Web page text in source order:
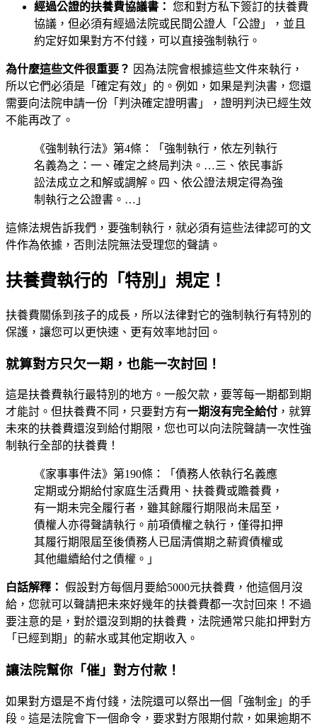
經過公證的扶養費協議書： 您和對方私下簽訂的扶養費
協議，但必須有經過法院或民間公證人「公證」，並且
約定好如果對方不付錢，可以直接強制執行。
為什麼這些文件很重要？ 因為法院會根據這些文件來執行，
所以它們必須是「確定有效」的。例如，如果是判決書，您還
需要向法院申請一份「判決確定證明書」，證明判決已經生效
不能再改了。
《強制執行法》第4條：「強制執行，依左列執行
名義為之：一、確定之終局判決。…三、依民事訴
訟法成立之和解或調解。四、依公證法規定得為強
制執行之公證書。…」
這條法規告訴我們，要強制執行，就必須有這些法律認可的文
件作為依據，否則法院無法受理您的聲請。
扶養費執行的「特別」規定！
扶養費關係到孩子的成長，所以法律對它的強制執行有特別的
保護，讓您可以更快速、更有效率地討回。
就算對方只欠一期，也能一次討回！
這是扶養費執行最特別的地方。一般欠款，要等每一期都到期
才能討。但扶養費不同，只要對方有一期沒有完全給付 ，就算
未來的扶養費還沒到給付期限，您也可以向法院聲請一次性強
制執行全部的扶養費！
《家事事件法》第190條：「債務人依執行名義應
定期或分期給付家庭生活費用、扶養費或贍養費，
有一期未完全履行者，雖其餘履行期限尚未屆至，
債權人亦得聲請執行。前項債權之執行，僅得扣押
其履行期限屆至後債務人已屆清償期之薪資債權或
其他繼續給付之債權。」
白話解釋： 假設對方每個月要給5000元扶養費，他這個月沒
給，您就可以聲請把未來好幾年的扶養費都一次討回來！不過
要注意的是，對於還沒到期的扶養費，法院通常只能扣押對方
「已經到期」的薪水或其他定期收入。
讓法院幫你「催」對方付款！
如果對方還是不肯付錢，法院還可以祭出一個「強制金」的手
段。這是法院會下一個命令，要求對方限期付款，如果逾期不